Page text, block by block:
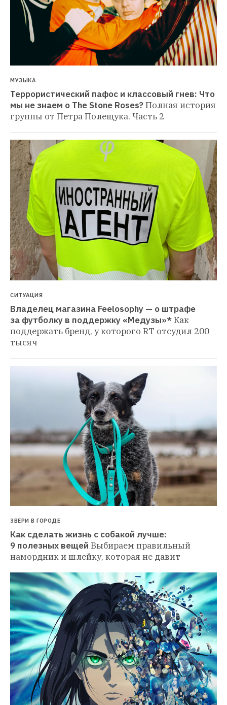
МУЗЫКА
Террористический пафос и классовый гнев: Что
мы не знаем о The Stone Roses?Полная история
группы от Петра Полещука. Часть 2
СИТУАЦИЯ
Владелец магазина Feelosophy — о штрафе
за футболку в поддержку «Медузы»*Как
поддержать бренд, у которого RT отсудил 200
тысяч
ЗВЕРИ В ГОРОДЕ
Как сделать жизнь с собакой лучше:
9 полезных вещей Выбираем правильный
намордник и шлейку, которая не давит